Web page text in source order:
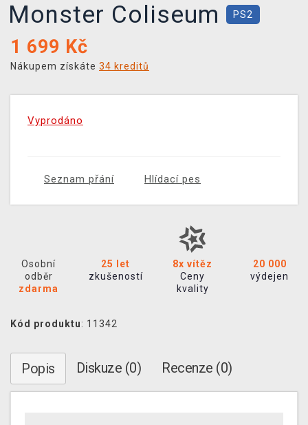
Monster Coliseum
PS2
1 699 Kč
Nákupem získáte 34 kreditů
Vyprodáno
Seznam přání Hlídací pes
Osobní
odběr
zdarma
25 let
zkušeností
8x vítěz
Ceny
kvality
20 000
výdejen
Kód produktu: 11342
Popis Diskuze (0) Recenze (0)